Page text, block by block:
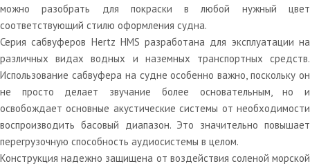
можно разобрать для покраски в любой нужный цвет
соответствующий стилю оформления судна.
Серия сабвуферов Hertz HMS разработана для эксплуатации на
различных видах водных и наземных транспортных средств.
Использование сабвуфера на судне особенно важно, поскольку он
не просто делает звучание более основательным, но и
освобождает основные акустические системы от необходимости
воспроизводить басовый диапазон. Это значительно повышает
перегрузочную способность аудиосистемы в целом.
Конструкция надежно защищена от воздействия соленой морской